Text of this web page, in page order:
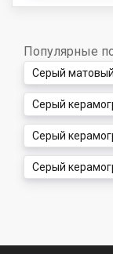
Популярные
Серый
Серый
Серый
Серый